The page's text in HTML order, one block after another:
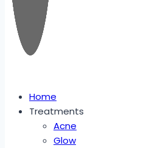
Home
Treatments
Acne
Glow